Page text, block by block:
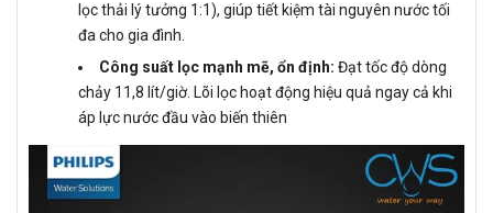
lọc thải lý tưởng 1:1), giúp tiết kiệm tài nguyên nước tối
đa cho gia đình.
Công suất lọc mạnh mẽ, ổn định: Đạt tốc độ dòng
chảy 11,8 lít/giờ. Lõi lọc hoạt động hiệu quả ngay cả khi
áp lực nước đầu vào biến thiên